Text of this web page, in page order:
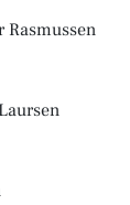
Rasmussen